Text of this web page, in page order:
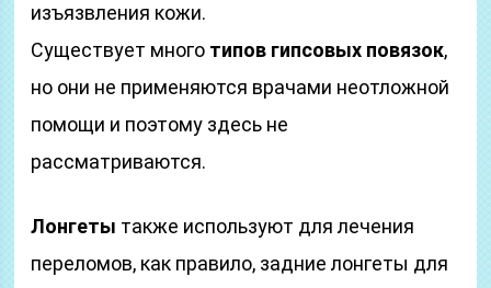
изъязвления кожи.
Существует много типов гипсовых повязок,
но они не применяются врачами неотложной
помощи и поэтому здесь не
рассматриваются.
Лонгеты также используют для лечения
переломов, как правило, задние лонгеты для